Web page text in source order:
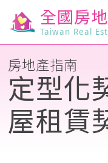
全國房
Taiwan Real
房地產指南
定型化
屋租賃